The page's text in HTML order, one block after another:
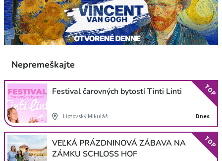
Nepremeškajte
Festival čarovných bytostí Tinti Linti
Liptovský Mikuláš Dnes
TOP
VEĽKÁ PRÁZDNINOVÁ ZÁBAVA NA
ZÁMKU SCHLOSS HOF
TOP